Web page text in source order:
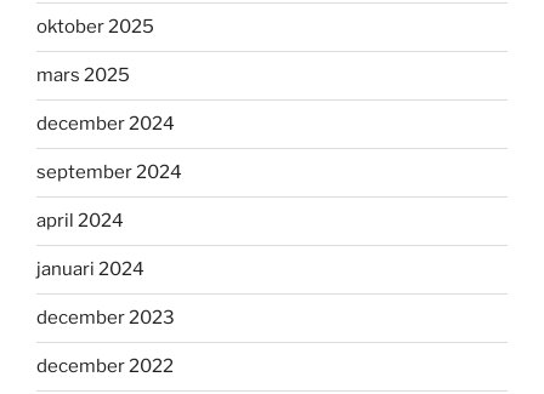
oktober 2025
mars 2025
december 2024
september 2024
april 2024
januari 2024
december 2023
december 2022